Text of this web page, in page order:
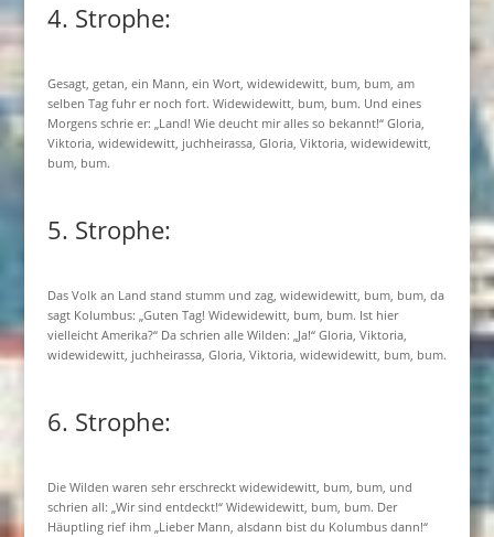
4. Strophe:
Gesagt, getan, ein Mann, ein Wort, widewidewitt, bum, bum, am
selben Tag fuhr er noch fort. Widewidewitt, bum, bum. Und eines
Morgens schrie er: „Land! Wie deucht mir alles so bekannt!“ Gloria,
Viktoria, widewidewitt, juchheirassa, Gloria, Viktoria, widewidewitt,
bum, bum.
5. Strophe:
Das Volk an Land stand stumm und zag, widewidewitt, bum, bum, da
sagt Kolumbus: „Guten Tag! Widewidewitt, bum, bum. Ist hier
vielleicht Amerika?“ Da schrien alle Wilden: „Ja!“ Gloria, Viktoria,
widewidewitt, juchheirassa, Gloria, Viktoria, widewidewitt, bum, bum.
6. Strophe:
Die Wilden waren sehr erschreckt widewidewitt, bum, bum, und
schrien all: „Wir sind entdeckt!“ Widewidewitt, bum, bum. Der
Häuptling rief ihm „Lieber Mann, alsdann bist du Kolumbus dann!“